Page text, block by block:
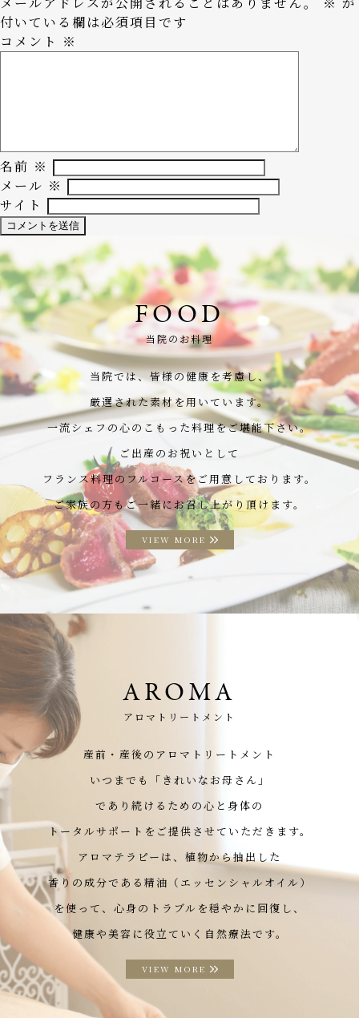
付いている欄は必須項目です
コメント ※
名前 ※
メール ※
サイト
FOOD
当院のお料理
当院では、皆様の健康を考慮し、
厳選された素材を用いています。
一流シェフの心のこもった料理をご堪能下さい。
ご出産のお祝いとして
フランス料理のフルコースをご用意しております。
ご家族の方もご一緒にお召し上がり頂けます。
VIEW MORE
AROMA
アロマトリートメント
産前・産後のアロマトリートメント
いつまでも「きれいなお母さん」
であり続けるための心と身体の
トータルサポートをご提供させていただきます。
アロマテラピーは、植物から抽出した
香りの成分である精油（エッセンシャルオイル）
を使って、心身のトラブルを穏やかに回復し、
健康や美容に役立ていく自然療法です。
VIEW MORE